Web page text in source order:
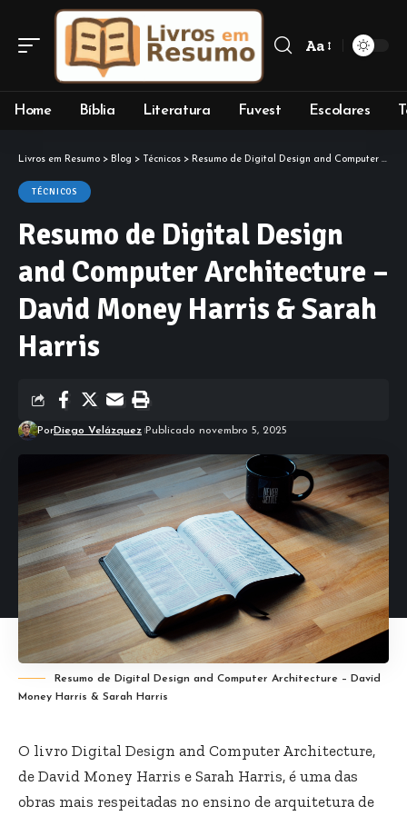
Font
Aa
Home Bíblia Literatura Fuvest Escolares
Livros em Resumo > Blog > Técnicos > Resumo de Digital Design and Computer Architecture – David Money Harris & Sarah Harris
TÉCNICOS
Resumo de Digital Design
and Computer Architecture –
David Money Harris & Sarah
Harris
PorDiego Velázquez Publicado novembro 5, 2025
Resumo de Digital Design and Computer Architecture – David
Money Harris & Sarah Harris
O livro Digital Design and Computer Architecture,
de David Money Harris e Sarah Harris, é uma das
obras mais respeitadas no ensino de arquitetura de